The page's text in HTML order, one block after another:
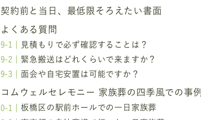
契約前と当日、最低限そろえたい書面
よくある質問
見積もりで必ず確認することは？
緊急搬送はどれくらいで来ますか？
面会や自宅安置は可能ですか？
コムウェルセレモニー 家族葬の四季風での事例
板橋区の駅前ホールでの一日家族葬